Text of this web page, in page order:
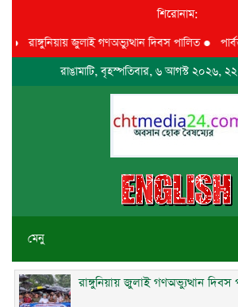
শিরোনাম:
রাঙ্গুনিয়ায় জুলাই গণঅভ্যুত্থান দিবস পালিত●
রাঙামাটি, বৃহস্পতিবার, ৬ আগস্ট ২০২৬,
মেনু
রাঙ্গুনিয়ায় জুলাই গণঅভ্যুত্থান দিবস